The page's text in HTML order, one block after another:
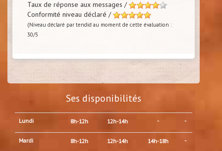
Taux de réponse aux messages /
Conformité niveau déclaré /
(Niveau déclaré par tendid au moment de cette évaluation :
30/5
Ses disponibilités
Lundi 8h-12h 12h-14h - -
Mardi 8h-12h 12h-14h 14h-18h -